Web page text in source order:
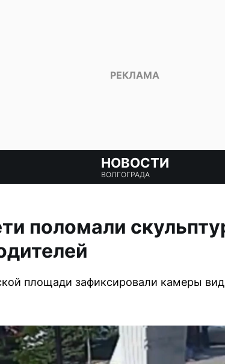
НОВОСТИ
ВОЛГОГРАДА
поломали
площади зафиксировали камеры